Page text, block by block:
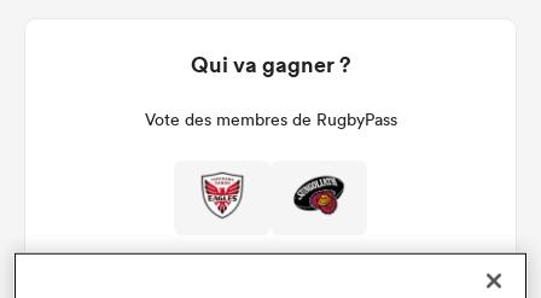
Qui va gagner ?
Vote des membres de RugbyPass